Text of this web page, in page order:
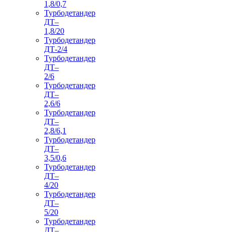
1,8/0,7
Турбодетандер
ДТ–
1,8/20
Турбодетандер
ДТ-2/4
Турбодетандер
ДТ–
2/6
Турбодетандер
ДТ–
2,6/6
Турбодетандер
ДТ–
2,8/6,1
Турбодетандер
ДТ–
3,5/0,6
Турбодетандер
ДТ–
4/20
Турбодетандер
ДТ–
5/20
Турбодетандер
ДТ–